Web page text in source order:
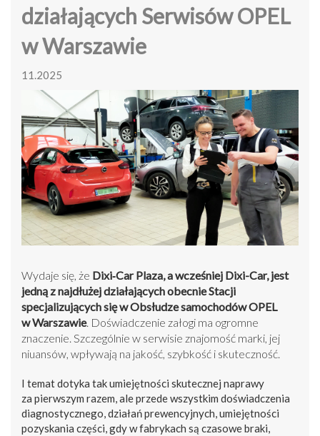
działających Serwisów OPEL
w Warszawie
11.2025
Wydaje się, że Dixi‑Car Plaza, a wcześniej Dixi-Car, jest
jedną z najdłużej działających obecnie Stacji
specjalizujących się w Obsłudze samochodów OPEL
w Warszawie. Doświadczenie załogi ma ogromne
znaczenie. Szczególnie w serwisie znajomość marki, jej
niuansów, wpływają na jakość, szybkość i skuteczność.
I temat dotyka tak umiejętności skutecznej naprawy
za pierwszym razem, ale przede wszystkim doświadczenia
diagnostycznego, działań prewencyjnych, umiejętności
pozyskania części, gdy w fabrykach są czasowe braki,